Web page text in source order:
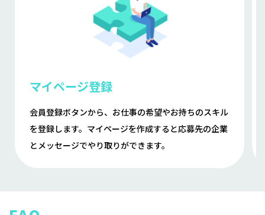
マイページ登録
会員登録ボタンから、お仕事の希望やお持ちのスキル
を登録します。マイページを作成すると応募先の企業
とメッセージでやり取りができます。